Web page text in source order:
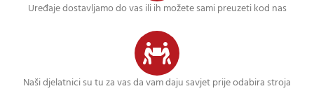
Uređaje dostavljamo do vas ili ih možete sami preuzeti kod nas
Naši djelatnici su tu za vas da vam daju savjet prije odabira stroja